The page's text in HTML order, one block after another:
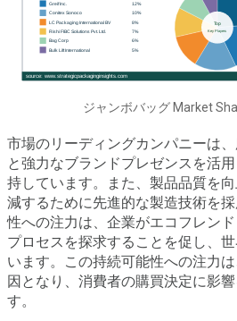
ジャンボバッグ Market
市場のリーディングカンパニーは
と強力なブランドプレゼンスを活
持しています。また、製品品質を
減するために先進的な製造技術を
性への注力は、企業がエコフレン
プロセスを探求することを促し、
います。この持続可能性への注力
因となり、消費者の購買決定に影
す。